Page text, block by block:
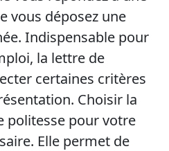
vous déposez une
Indispensable pour
la lettre de
certaines critères
Choisir la
politesse pour votre
Elle permet de